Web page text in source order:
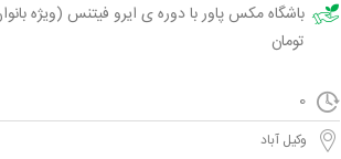
تومان
0
وکیل آباد